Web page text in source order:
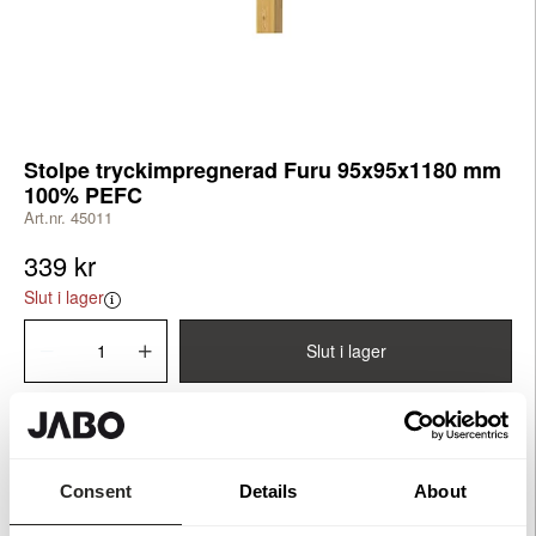
Consent Details About
Stolpe tryckimpregnerad Furu 95x95x1180 mm
100% PEFC
Art.nr. 45011
339 kr
Slut i lager
Slut i lager
Stolpe i tryckimpregnerad furu. Stolpen är av NTR A-klassat